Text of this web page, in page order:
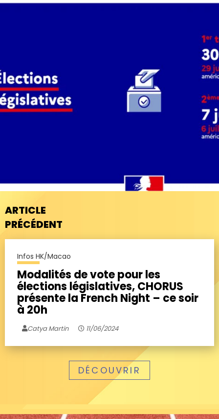
ARTICLE
PRÉCÉDENT
Infos HK/Macao
Modalités de vote pour les
élections législatives, CHORUS
présente la French Night – ce soir
à 20h
Catya Martin 11/06/2024
DÉCOUVRIR